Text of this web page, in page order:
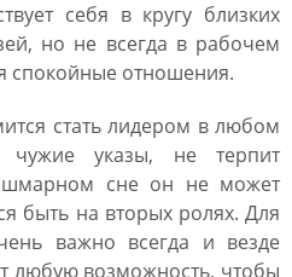
себя в кругу близких
но не всегда в рабочем
спокойные отношения.
стать лидером в любом
чужие указы, не терпит
сне он не может
быть на вторых ролях. Для
важно всегда и везде
любую возможность, чтобы